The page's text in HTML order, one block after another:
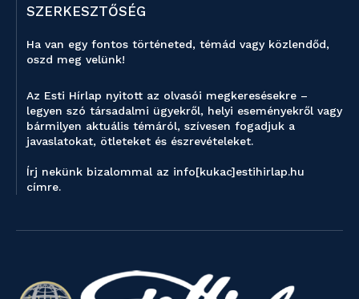
SZERKESZTŐSÉG
Ha van egy fontos történeted, témád vagy közlendőd,
oszd meg velünk!
Az Esti Hírlap nyitott az olvasói megkeresésekre –
legyen szó társadalmi ügyekről, helyi eseményekről vagy
bármilyen aktuális témáról, szívesen fogadjuk a
javaslatokat, ötleteket és észrevételeket.
Írj nekünk bizalommal az info[kukac]estihirlap.hu
címre.